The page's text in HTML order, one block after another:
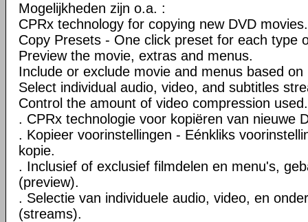
Mogelijkheden zijn o.a. :
CPRx technology for copying new DVD movies.
Copy Presets - One click preset for each type
Preview the movie, extras and menus.
Include or exclude movie and menus based on
Select individual audio, video, and subtitles
Control the amount of video compression used.
. CPRx technologie voor kopiëren van nieuwe
. Kopieer voorinstellingen - Eénkliks
kopie.
. Inclusief of exclusief filmdelen en menu's,
(preview).
. Selectie van individuele audio, video, en
(streams).